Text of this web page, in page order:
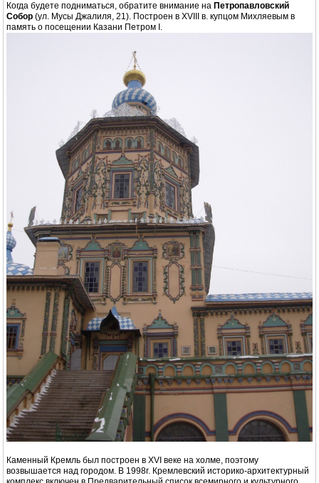
Когда будете подниматься, обратите внимание на Петропавловский
Собор (ул. Мусы Джалиля, 21). Построен в XVIII в. купцом Михляевым в
память о посещении Казани Петром I.
Каменный Кремль был построен в XVI веке на холме, поэтому
возвышается над городом. В 1998г. Кремлевский историко-архитектурный